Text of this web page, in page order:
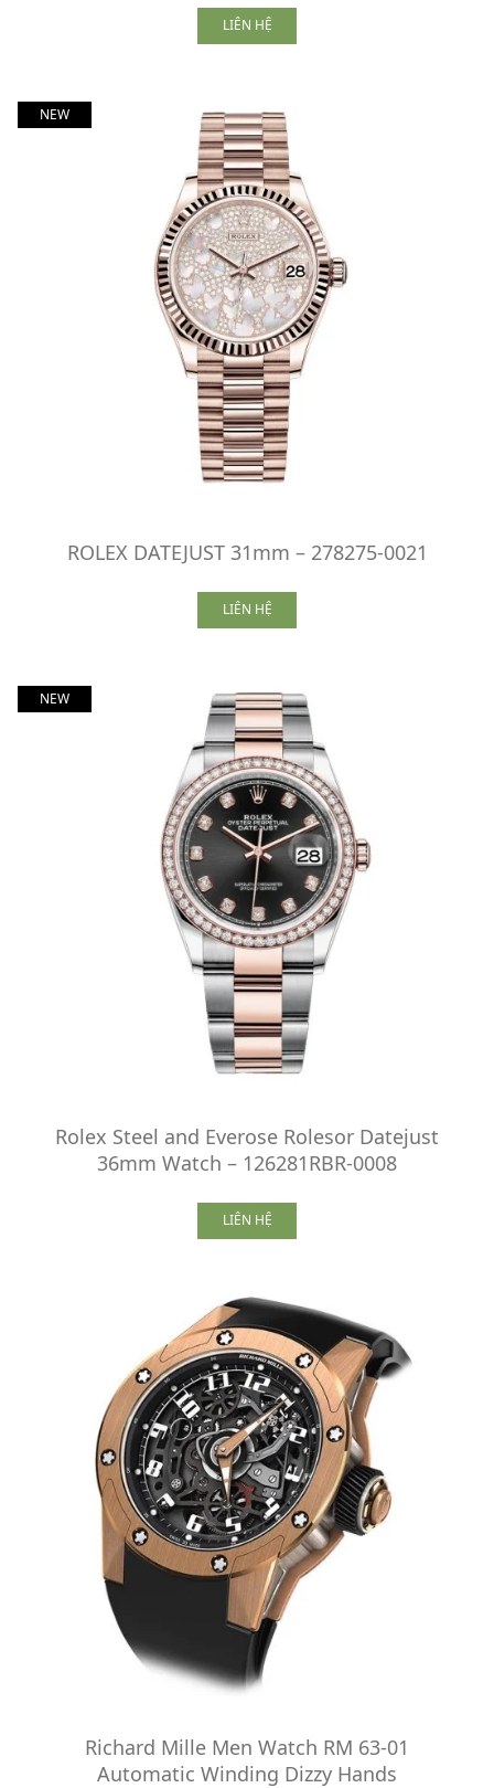
LIÊN HỆ
NEW
ROLEX DATEJUST 31mm – 278275-0021
LIÊN HỆ
NEW
Rolex Steel and Everose Rolesor Datejust
36mm Watch – 126281RBR-0008
LIÊN HỆ
Richard Mille Men Watch RM 63-01
Automatic Winding Dizzy Hands